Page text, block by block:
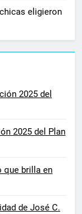
eligieron
2025 del
2025 del Plan
que brilla en
de José C.